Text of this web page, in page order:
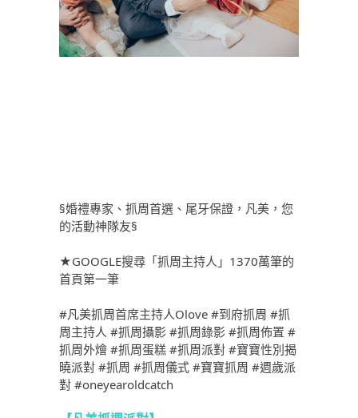
§婚禮專家、抓周首選、尾牙保證，凡美，您
的活動神隊友§
★GOOGLE搜尋「抓周主持人」1370萬筆的
首頁第一筆
#凡美抓周首席主持人Olove #到府抓周 #抓
周主持人 #抓周攝影 #抓周錄影 #抓周佈置 #
抓周外燴 #抓周蛋糕 #抓周派對 #寶寶性別揭
曉派對 #抓周 #抓周儀式 #寶寶抓周 #週歲派
對 #oneyearoldcatch